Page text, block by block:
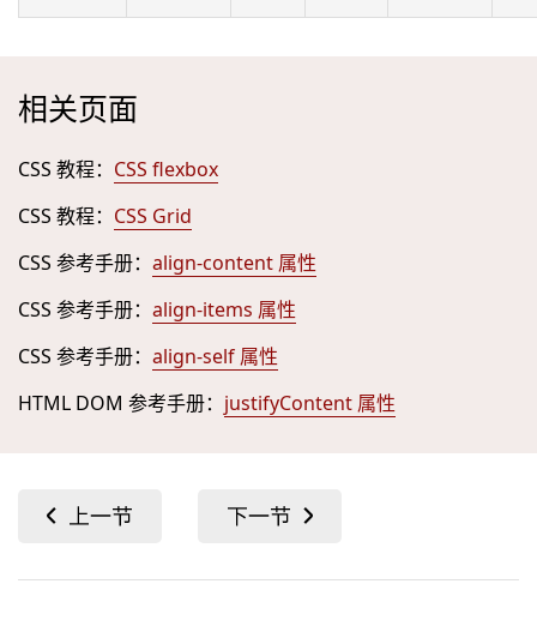
相关页面
CSS 教程： CSS flexbox
CSS 教程： CSS Grid
CSS 参考手册： align-content 属性
CSS 参考手册： align-items 属性
CSS 参考手册： align-self 属性
HTML DOM 参考手册： justifyContent 属性